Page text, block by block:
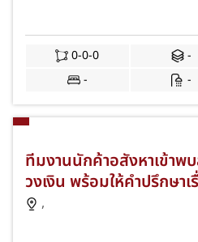
0-0-0 -
-
-
ทีมงานนักค้าอสังหาเข้าพ
วงเงิน พร้อมให้คำปรึกษาเ
,